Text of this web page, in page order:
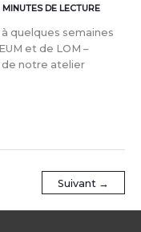
MINUTES DE LECTURE
quelques semaines
et de LOM –
de notre atelier
Suivant →